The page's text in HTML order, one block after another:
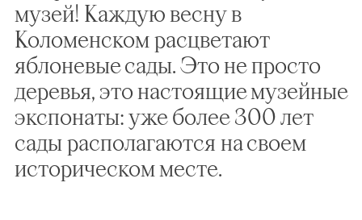
музей! Каждую весну в
Коломенском расцветают
яблоневые сады. Это не просто
деревья, это настоящие музейные
экспонаты: уже более 300 лет
сады располагаются на своем
историческом месте.